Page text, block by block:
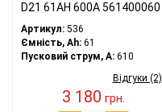
D21 61АH 600A 561400060
Артикул: 536
Ємність, Ah: 61
Пусковий струм, A: 610
Відгуки (2)
3 180 грн.